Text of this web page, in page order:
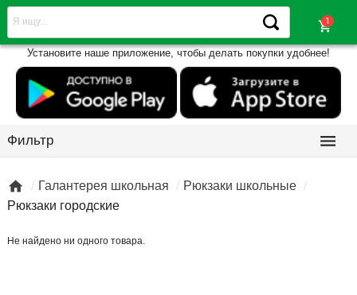
shopping_cart
Установите наше приложение, чтобы делать покупки удобнее!
Фильтр 
 Галантерея школьная
Рюкзаки школьные
Рюкзаки городские
Не найдено ни одного товара.